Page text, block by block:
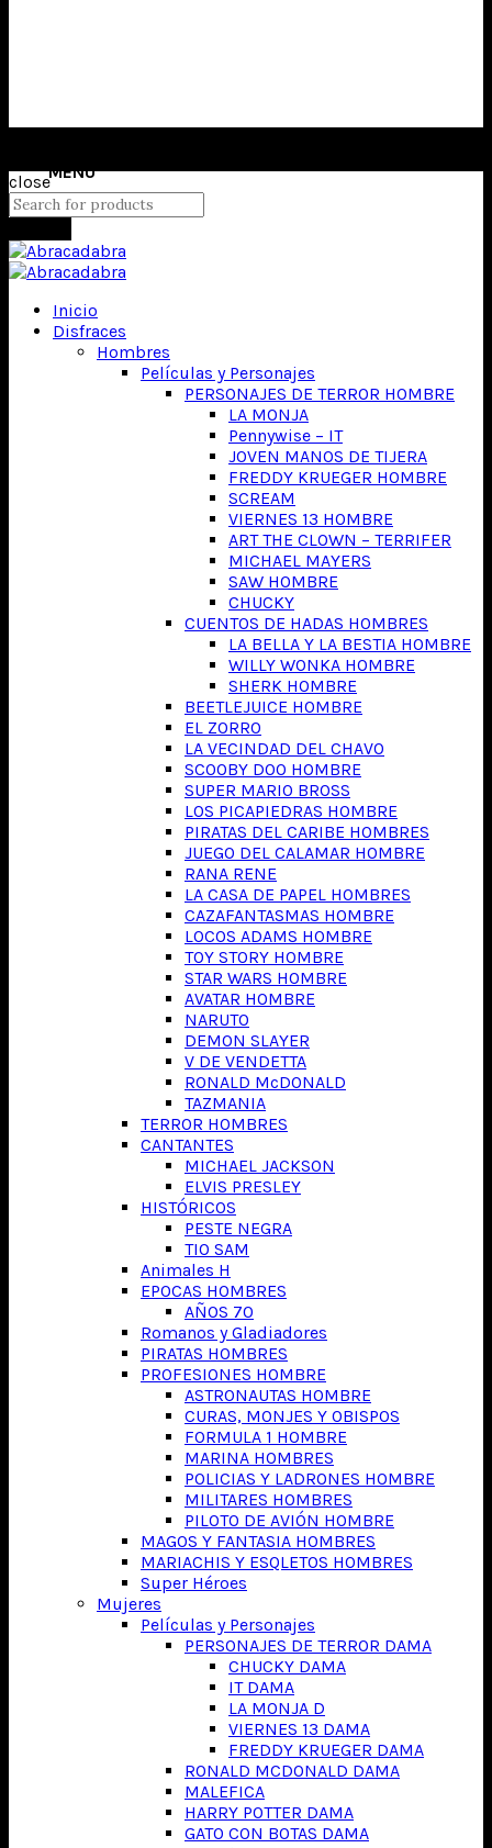
close
Inicio
Disfraces
Hombres
Películas y Personajes
PERSONAJES DE TERROR HOMBRE
LA MONJA
Pennywise – IT
JOVEN MANOS DE TIJERA
FREDDY KRUEGER HOMBRE
SCREAM
VIERNES 13 HOMBRE
ART THE CLOWN – TERRIFER
MICHAEL MAYERS
SAW HOMBRE
CHUCKY
CUENTOS DE HADAS HOMBRES
LA BELLA Y LA BESTIA HOMBRE
WILLY WONKA HOMBRE
SHERK HOMBRE
BEETLEJUICE HOMBRE
EL ZORRO
LA VECINDAD DEL CHAVO
SCOOBY DOO HOMBRE
SUPER MARIO BROSS
LOS PICAPIEDRAS HOMBRE
PIRATAS DEL CARIBE HOMBRES
JUEGO DEL CALAMAR HOMBRE
RANA RENE
LA CASA DE PAPEL HOMBRES
CAZAFANTASMAS HOMBRE
LOCOS ADAMS HOMBRE
TOY STORY HOMBRE
STAR WARS HOMBRE
AVATAR HOMBRE
NARUTO
DEMON SLAYER
V DE VENDETTA
RONALD McDONALD
TAZMANIA
TERROR HOMBRES
CANTANTES
MICHAEL JACKSON
ELVIS PRESLEY
HISTÓRICOS
PESTE NEGRA
TIO SAM
Animales H
EPOCAS HOMBRES
AÑOS 70
Romanos y Gladiadores
PIRATAS HOMBRES
PROFESIONES HOMBRE
ASTRONAUTAS HOMBRE
CURAS, MONJES Y OBISPOS
FORMULA 1 HOMBRE
MARINA HOMBRES
POLICIAS Y LADRONES HOMBRE
MILITARES HOMBRES
PILOTO DE AVIÓN HOMBRE
MAGOS Y FANTASIA HOMBRES
MARIACHIS Y ESQLETOS HOMBRES
Super Héroes
Mujeres
Películas y Personajes
PERSONAJES DE TERROR DAMA
CHUCKY DAMA
IT DAMA
LA MONJA D
VIERNES 13 DAMA
FREDDY KRUEGER DAMA
RONALD MCDONALD DAMA
MALEFICA
HARRY POTTER DAMA
GATO CON BOTAS DAMA